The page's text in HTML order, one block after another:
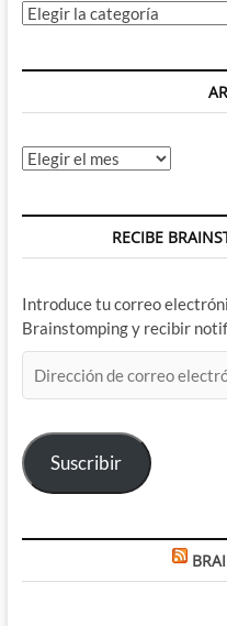
Categorías
Archivos
RECIBE
Introduce tu correo
Brainstomping y recibir
de
electrónico
Suscribir